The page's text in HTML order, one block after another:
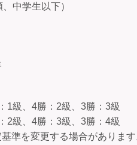
中学生以下）
級、4勝：2級、3勝：3級
級、4勝：3級、3勝：4級
準を変更する場合がありま